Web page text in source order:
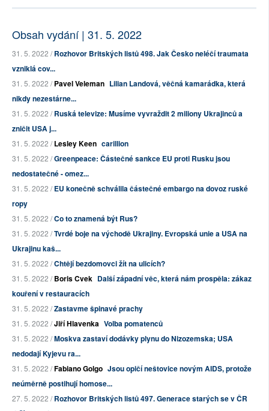
Obsah vydání | 31. 5. 2022
31. 5. 2022 /Rozhovor Britských listů 498. Jak Česko neléčí traumata
vzniklá cov...
31. 5. 2022 /Pavel Veleman Lilian Landová, věčná kamarádka, která
nikdy nezestárne...
31. 5. 2022 /Ruská televize: Musíme vyvraždit 2 miliony Ukrajinců a
zničit USA j...
31. 5. 2022 /Lesley Keen carillion
31. 5. 2022 /Greenpeace: Částečné sankce EU proti Rusku jsou
nedostatečné - omez...
31. 5. 2022 /EU konečně schválila částečné embargo na dovoz ruské
ropy
31. 5. 2022 /Co to znamená být Rus?
31. 5. 2022 /Tvrdé boje na východě Ukrajiny. Evropská unie a USA na
Ukrajinu kaš...
31. 5. 2022 /Chtějí bezdomovci žít na ulicích?
31. 5. 2022 /Boris Cvek Další západní věc, která nám prospěla: zákaz
kouření v restauracích
31. 5. 2022 /Zastavme špinavé prachy
31. 5. 2022 /Jiří Hlavenka Volba pomatenců
31. 5. 2022 /Moskva zastaví dodávky plynu do Nizozemska; USA
nedodají Kyjevu ra...
31. 5. 2022 /Fabiano Golgo Jsou opičí neštovice novým AIDS, protože
neúměrně postihují homose...
27. 5. 2022 /Rozhovor Britských listů 497. Generace starých se v ČR